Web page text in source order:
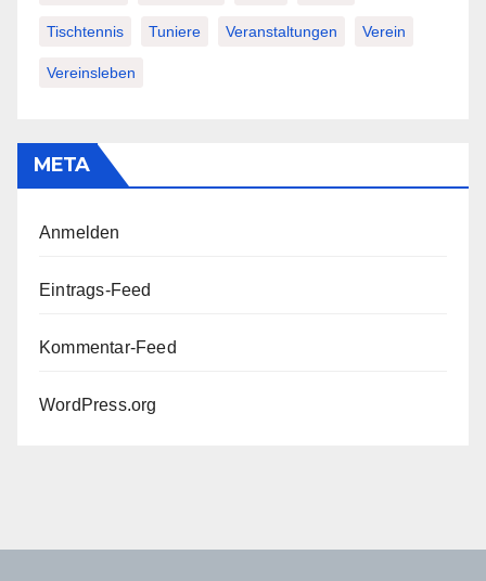
Tischtennis Tuniere Veranstaltungen Verein
Vereinsleben
META
Anmelden
Eintrags-Feed
Kommentar-Feed
WordPress.org